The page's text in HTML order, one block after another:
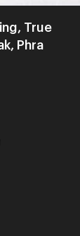
True
Phra